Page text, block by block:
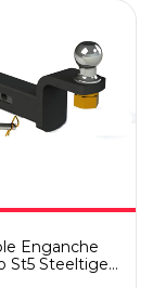
Enganche
St5 Steeltiger